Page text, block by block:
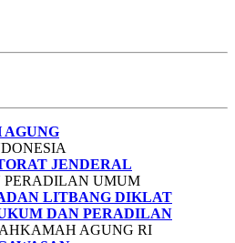
JENDERAL
UMUM
LITBANG DIKLAT
DAN PERADILAN
AGUNG RI